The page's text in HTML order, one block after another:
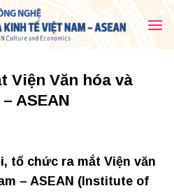
Viện Văn hóa và
ASEAN
tổ chức ra mắt Viện văn
– ASEAN (Institute of